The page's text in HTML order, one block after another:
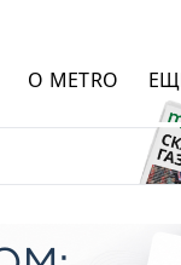
О METRO